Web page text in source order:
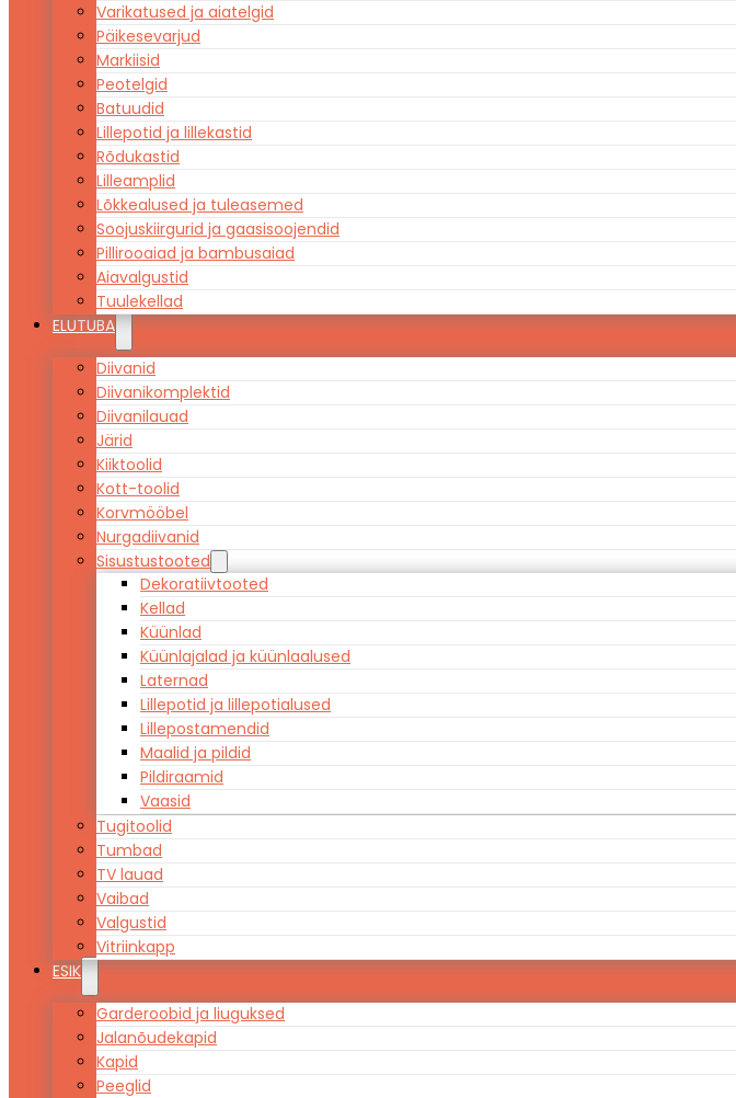
Varikatused ja aiatelgid
Päikesevarjud
Markiisid
Peotelgid
Batuudid
Lillepotid ja lillekastid
Rõdukastid
Lilleamplid
Lõkkealused ja tuleasemed
Soojuskiirgurid ja gaasisoojendid
Pillirooaiad ja bambusaiad
Aiavalgustid
Tuulekellad
ELUTUBA
Diivanid
Diivanikomplektid
Diivanilauad
Järid
Kiiktoolid
Kott-toolid
Korvmööbel
Nurgadiivanid
Sisustustooted
Dekoratiivtooted
Kellad
Küünlad
Küünlajalad ja küünlaalused
Laternad
Lillepotid ja lillepotialused
Lillepostamendid
Maalid ja pildid
Pildiraamid
Vaasid
Tugitoolid
Tumbad
TV lauad
Vaibad
Valgustid
Vitriinkapp
ESIK
Garderoobid ja liuguksed
Jalanõudekapid
Kapid
Peeglid